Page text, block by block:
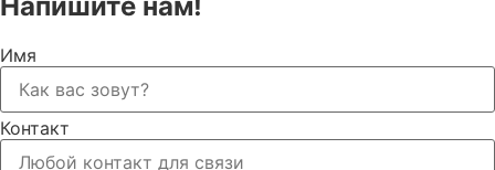
Напишите нам!
Имя
Контакт